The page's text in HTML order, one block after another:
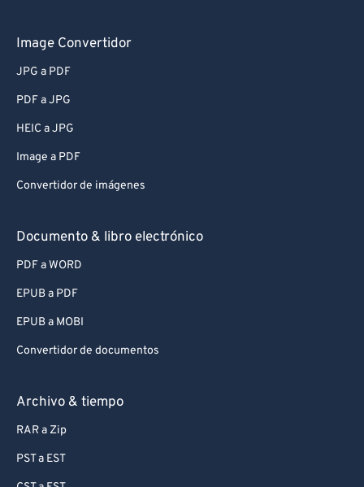
Image Convertidor
JPG a PDF
PDF a JPG
HEIC a JPG
Image a PDF
Convertidor de imágenes
Documento & libro electrónico
PDF a WORD
EPUB a PDF
EPUB a MOBI
Convertidor de documentos
Archivo & tiempo
RAR a Zip
PST a EST